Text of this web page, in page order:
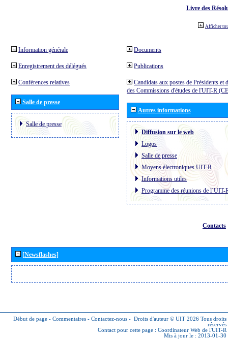
Livre des
Afficher
Information générale
Enregistrement des délégués
Conférences relatives
Salle de presse
Salle de presse
Documents
Publications
Candidats aux postes de Présidents et
des Commissions d'études de l'UIT-R
Autres informations
Diffusion sur le web
Logos
Salle de presse
Moyens électroniques UIT-R
Informations utiles
Programme des réunions de l´UIT-
Contacts
[Newsflashes]
Début de page - Commentaires - Contactez-nous - Droits d'auteur © UIT 2026 Tous droits
réservés
Contact pour cette page : Coordinateur Web de l'UIT-R
Mis à jour le : 2013-01-30